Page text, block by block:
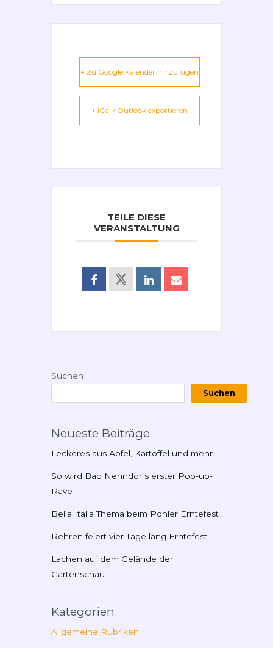
+ Zu Google Kalender hinzufügen
+ iCal / Outlook exportieren
TEILE DIESE
VERANSTALTUNG
Suchen
Suchen
Neueste Beiträge
Leckeres aus Apfel, Kartoffel und mehr
So wird Bad Nenndorfs erster Pop-up-
Rave
Bella Italia Thema beim Pohler Erntefest
Rehren feiert vier Tage lang Erntefest
Lachen auf dem Gelände der
Gartenschau
Kategorien
Allgemeine Rubriken